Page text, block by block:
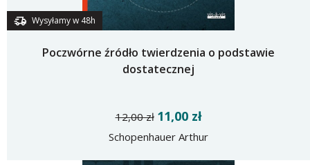
Wysyłamy w 48h
Poczwórne źródło twierdzenia o podstawie
dostatecznej
12,00 zł 11,00 zł
Schopenhauer Arthur